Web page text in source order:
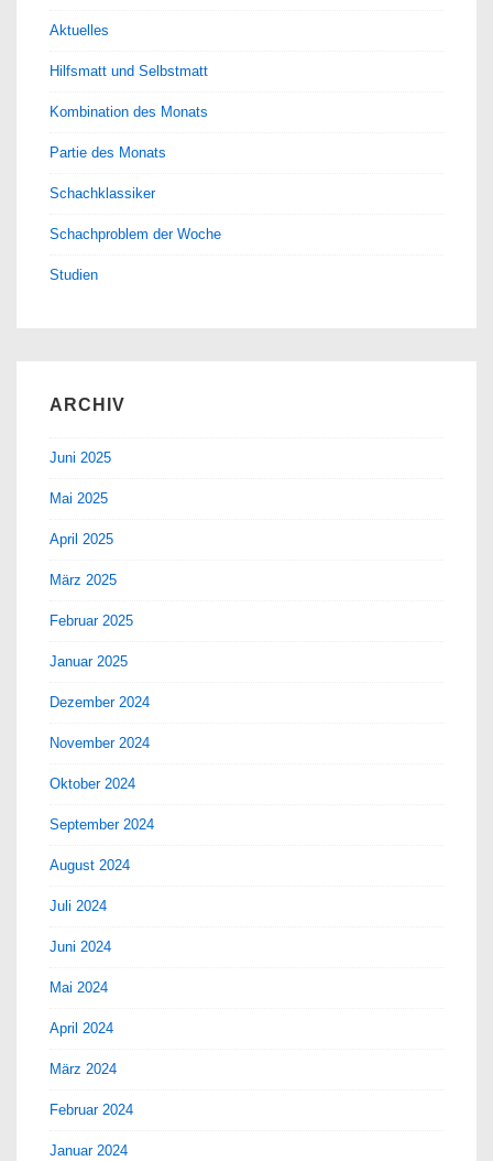
Aktuelles
Hilfsmatt und Selbstmatt
Kombination des Monats
Partie des Monats
Schachklassiker
Schachproblem der Woche
Studien
ARCHIV
Juni 2025
Mai 2025
April 2025
März 2025
Februar 2025
Januar 2025
Dezember 2024
November 2024
Oktober 2024
September 2024
August 2024
Juli 2024
Juni 2024
Mai 2024
April 2024
März 2024
Februar 2024
Januar 2024